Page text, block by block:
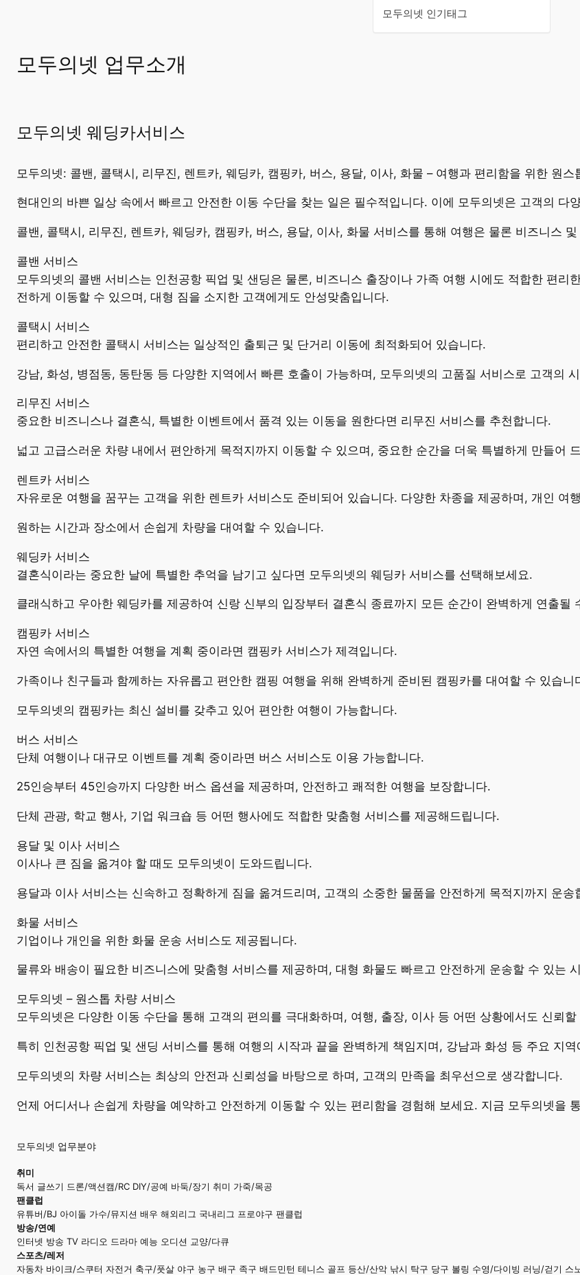
모두의넷 인기태그
모두의넷 업무소개
모두의넷 웨딩카서비스
모두의넷: 콜밴, 콜택시, 리무진, 렌트카, 웨딩카, 캠핑카, 버스, 용달, 이사, 화물 – 여행과 편리함을 위한 원스
현대인의 바쁜 일상 속에서 빠르고 안전한 이동 수단을 찾는 일은 필수적입니다. 이에 모두의넷은 고객의 다
콜밴, 콜택시, 리무진, 렌트카, 웨딩카, 캠핑카, 버스, 용달, 이사, 화물 서비스를 통해 여행은 물론 비즈니스
콜밴 서비스
모두의넷의 콜밴 서비스는 인천공항 픽업 및 샌딩은 물론, 비즈니스 출장이나 가족 여행 시에도 적합한 편
전하게 이동할 수 있으며, 대형 짐을 소지한 고객에게도 안성맞춤입니다.
콜택시 서비스
편리하고 안전한 콜택시 서비스는 일상적인 출퇴근 및 단거리 이동에 최적화되어 있습니다.
강남, 화성, 병점동, 동탄동 등 다양한 지역에서 빠른 호출이 가능하며, 모두의넷의 고품질 서비스로 고객의
리무진 서비스
중요한 비즈니스나 결혼식, 특별한 이벤트에서 품격 있는 이동을 원한다면 리무진 서비스를 추천합니다.
넓고 고급스러운 차량 내에서 편안하게 목적지까지 이동할 수 있으며, 중요한 순간을 더욱 특별하게 만들어
렌트카 서비스
자유로운 여행을 꿈꾸는 고객을 위한 렌트카 서비스도 준비되어 있습니다. 다양한 차종을 제공하며, 개인 여
원하는 시간과 장소에서 손쉽게 차량을 대여할 수 있습니다.
웨딩카 서비스
결혼식이라는 중요한 날에 특별한 추억을 남기고 싶다면 모두의넷의 웨딩카 서비스를 선택해보세요.
클래식하고 우아한 웨딩카를 제공하여 신랑 신부의 입장부터 결혼식 종료까지 모든 순간이 완벽하게 연출될
캠핑카 서비스
자연 속에서의 특별한 여행을 계획 중이라면 캠핑카 서비스가 제격입니다.
가족이나 친구들과 함께하는 자유롭고 편안한 캠핑 여행을 위해 완벽하게 준비된 캠핑카를 대여할 수 있습니
모두의넷의 캠핑카는 최신 설비를 갖추고 있어 편안한 여행이 가능합니다.
버스 서비스
단체 여행이나 대규모 이벤트를 계획 중이라면 버스 서비스도 이용 가능합니다.
25인승부터 45인승까지 다양한 버스 옵션을 제공하며, 안전하고 쾌적한 여행을 보장합니다.
단체 관광, 학교 행사, 기업 워크숍 등 어떤 행사에도 적합한 맞춤형 서비스를 제공해드립니다.
용달 및 이사 서비스
이사나 큰 짐을 옮겨야 할 때도 모두의넷이 도와드립니다.
용달과 이사 서비스는 신속하고 정확하게 짐을 옮겨드리며, 고객의 소중한 물품을 안전하게 목적지까지 운송
화물 서비스
기업이나 개인을 위한 화물 운송 서비스도 제공됩니다.
물류와 배송이 필요한 비즈니스에 맞춤형 서비스를 제공하며, 대형 화물도 빠르고 안전하게 운송할 수 있는
모두의넷 – 원스톱 차량 서비스
모두의넷은 다양한 이동 수단을 통해 고객의 편의를 극대화하며, 여행, 출장, 이사 등 어떤 상황에서도 신뢰
특히 인천공항 픽업 및 샌딩 서비스를 통해 여행의 시작과 끝을 완벽하게 책임지며, 강남과 화성 등 주요 지
모두의넷의 차량 서비스는 최상의 안전과 신뢰성을 바탕으로 하며, 고객의 만족을 최우선으로 생각합니다.
언제 어디서나 손쉽게 차량을 예약하고 안전하게 이동할 수 있는 편리함을 경험해 보세요. 지금 모두의넷을
모두의넷 업무분야
취미
독서 글쓰기 드론/액션캠/RC DIY/공예 바둑/장기 취미 가죽/목공
팬클럽
유튜버/BJ 아이돌 가수/뮤지션 배우 해외리그 국내리그 프로야구 팬클럽
방송/연예
인터넷 방송 TV 라디오 드라마 예능 오디션 교양/다큐
스포츠/레저
자동차 바이크/스쿠터 자전거 축구/풋살 야구 농구 배구 족구 배드민턴 테니스 골프 등산/산악 낚시 탁구 당구 볼링 수영/다이빙 러닝/걷기